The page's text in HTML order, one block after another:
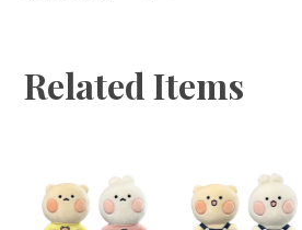
Related Items